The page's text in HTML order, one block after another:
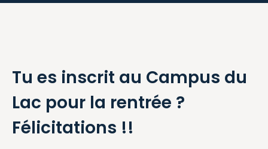
Tu es inscrit au Campus du
Lac pour la rentrée ?
Félicitations !!